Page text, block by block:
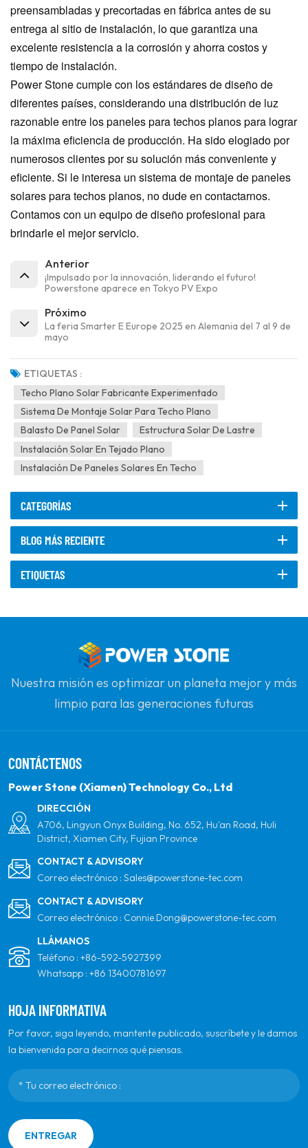
preensambladas y precortadas en fábrica antes de su
entrega al sitio de instalación, lo que garantiza una
excelente resistencia a la corrosión y ahorra costos y
tiempo de instalación.
Power Stone cumple con los estándares de diseño de
diferentes países, considerando una distribución de luz
razonable entre los paneles para techos planos para lograr
la máxima eficiencia de producción. Ha sido elogiado por
numerosos clientes por su solución más conveniente y
eficiente. Si le interesa un sistema de montaje de paneles
solares para techos planos, no dude en contactarnos.
Contamos con un equipo de diseño profesional para
brindarle el mejor servicio.
Anterior
¡Impulsado por la innovación, liderando el futuro!
Powerstone aparece en Tokyo PV Expo
Próximo
La feria Smarter E Europe 2025 en Alemania del 7 al 9 de
mayo
ETIQUETAS :
Techo Plano Solar Fabricante Experimentado
Sistema De Montaje Solar Para Techo Plano
Balasto De Panel Solar
Estructura Solar De Lastre
Instalación Solar En Tejado Plano
Instalación De Paneles Solares En Techo
CATEGORÍAS
BLOG MÁS RECIENTE
ETIQUETAS
Nuestra misión es optimizar un planeta mejor y más
limpio para las generaciones futuras
energía limpia y su socio global más confiable para la
calidad, la profesionalidad y la innovación.
CONTÁCTENOS
Power Stone (Xiamen) Technology Co., Ltd
DIRECCIÓN
A706, Lingyun Onyx Building, No. 652, Hu'an Road, Huli
District, Xiamen City, Fujian Province
CONTACT & ADVISORY
Correo electrónico : Sales@powerstone-tec.com
CONTACT & ADVISORY
Correo electrónico : Connie.Dong@powerstone-tec.com
LLÁMANOS
Teléfono : +86-592-5927399
Whatsapp : +86 13400781697
HOJA INFORMATIVA
Por favor, siga leyendo, mantente publicado, suscríbete y le damos
la bienvenida para decirnos qué piensas.
ENTREGAR